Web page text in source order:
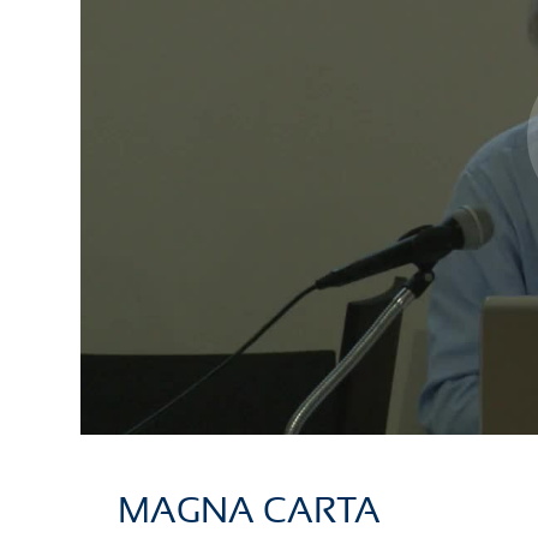
MAGNA CARTA